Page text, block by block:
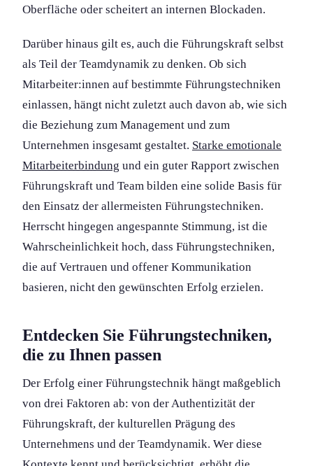
Oberfläche oder scheitert an internen Blockaden.
Darüber hinaus gilt es, auch die Führungs­kraft selbst
als Teil der Teamdynamik zu denken. Ob sich
Mitarbeiter:innen auf bestimmte Führungs­techniken
einlassen, hängt nicht zuletzt auch davon ab, wie sich
die Beziehung zum Management und zum
Unternehmen insgesamt gestaltet. Starke emotionale
Mitarbeiterbindung und ein guter Rapport zwischen
Führungs­kraft und Team bilden eine solide Basis für
den Einsatz der allermeisten Führungs­techniken.
Herrscht hingegen angespannte Stimmung, ist die
Wahrscheinlichkeit hoch, dass Führungs­techniken,
die auf Vertrauen und offener Kommunikation
basieren, nicht den gewünschten Erfolg erzielen.
Entdecken Sie Führungs­techniken,
die zu Ihnen passen
Der Erfolg einer Führungs­technik hängt maßgeblich
von drei Faktoren ab: von der Authentizität der
Führungs­kraft, der kulturellen Prägung des
Unternehmens und der Teamdynamik. Wer diese